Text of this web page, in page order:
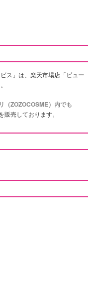
ス」は、楽天市場店「ビュー
（ZOZOCOSME）内でも
販売しております。